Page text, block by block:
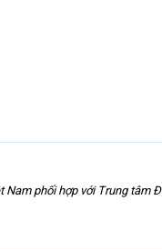
phối hợp với Trung tâm